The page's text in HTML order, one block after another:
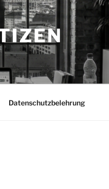
Datenschutzbelehrung